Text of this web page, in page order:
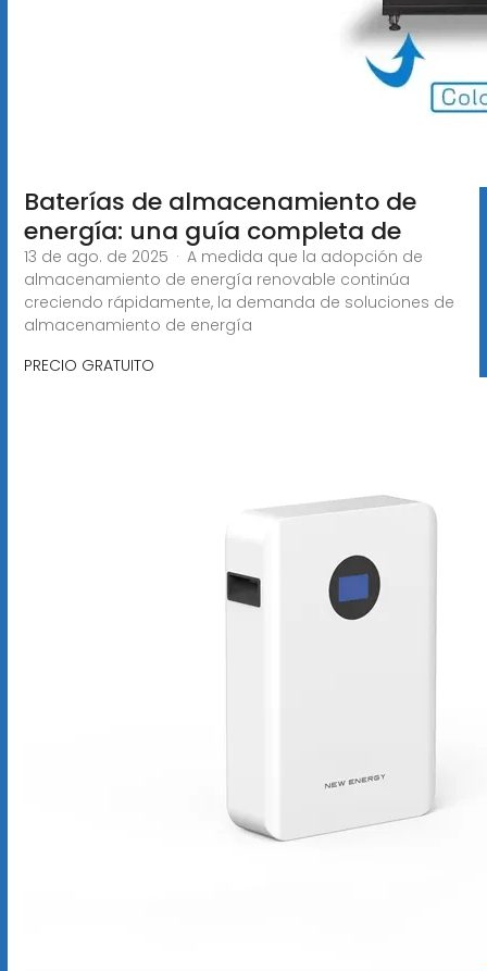
Baterías de almacenamiento de
energía: una guía completa de
13 de ago. de 2025 · A medida que la adopción de
almacenamiento de energía renovable continúa
creciendo rápidamente, la demanda de soluciones de
almacenamiento de energía
PRECIO GRATUITO